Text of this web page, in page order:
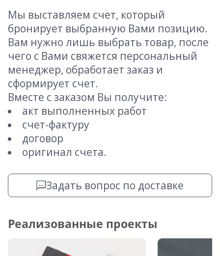
Мы выставляем счет, который
бронирует выбранную Вами позицию.
Вам нужно лишь выбрать товар, после
чего с Вами свяжется персональный
менеджер, обработает заказ и
сформирует счет.
Вместе с заказом Вы получите:
акт выполненных работ
счет-фактуру
договор
оригинал счета.
Задать вопрос по доставке
Реализованные проекты